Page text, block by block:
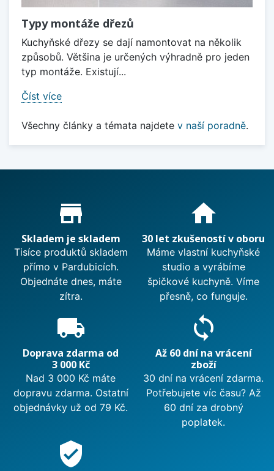
Typy montáže dřezů
Kuchyňské dřezy se dají namontovat na několik
způsobů. Většina je určených výhradně pro jeden
typ montáže. Existují...
Číst více
Všechny články a témata najdete v naší poradně.
Proč nakupovat u nás?
store_mall_directory
Skladem je skladem
Tisíce produktů skladem
přímo v Pardubicích.
Objednáte dnes, máte
zítra.
home
30 let zkušeností v oboru
Máme vlastní kuchyňské
studio a vyrábíme
špičkové kuchyně. Víme
přesně, co funguje.
local_shipping
Doprava zdarma od
3 000 Kč
Nad 3 000 Kč máte
dopravu zdarma. Ostatní
objednávky už od 79 Kč.
sync
Až 60 dní na vrácení
zboží
30 dní na vrácení zdarma.
Potřebujete víc času? Až
60 dní za drobný
poplatek.
verified_user